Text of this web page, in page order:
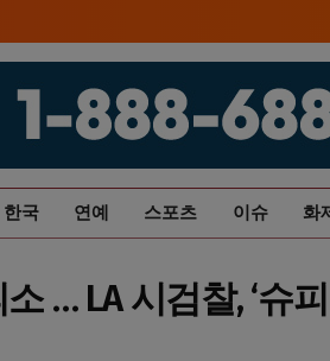
한국 연예 스포츠 이슈 화
… LA 시검찰, ‘슈